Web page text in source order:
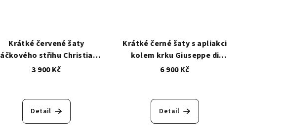
Krátké červené šaty
áčkového střihu Christia
Koehlert
3 900 Kč
Detail
Krátké černé šaty s apliakci
kolem krku Giuseppe di
Morabito
6 900 Kč
Detail